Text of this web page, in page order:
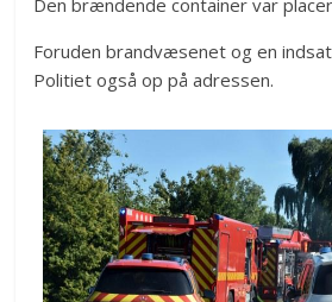
Den brændende container var
Foruden brandvæsenet og en
Politiet også op på adressen.